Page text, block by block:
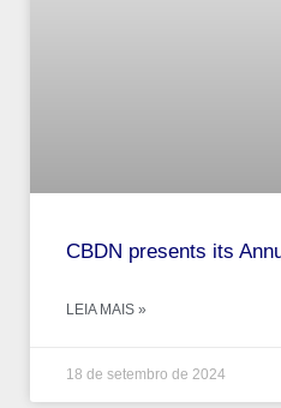
CBDN presents its
LEIA MAIS »
18 de setembro de 2024